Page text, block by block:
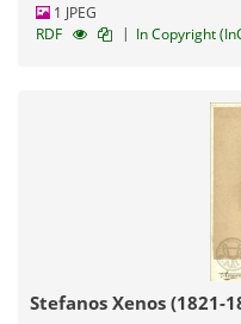
1 JPEG
RDF
| In Copyright
Stefanos Xenos (1821-